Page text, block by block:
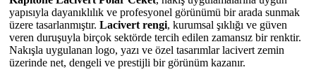
yapısıyla dayanıklılık ve profesyonel görünümü bir arada sunmak
üzere tasarlanmıştır. Lacivert rengi, kurumsal şıklığı ve güven
veren duruşuyla birçok sektörde tercih edilen zamansız bir renktir.
Nakışla uygulanan logo, yazı ve özel tasarımlar lacivert zemin
üzerinde net, dengeli ve prestijli bir görünüm kazanır.